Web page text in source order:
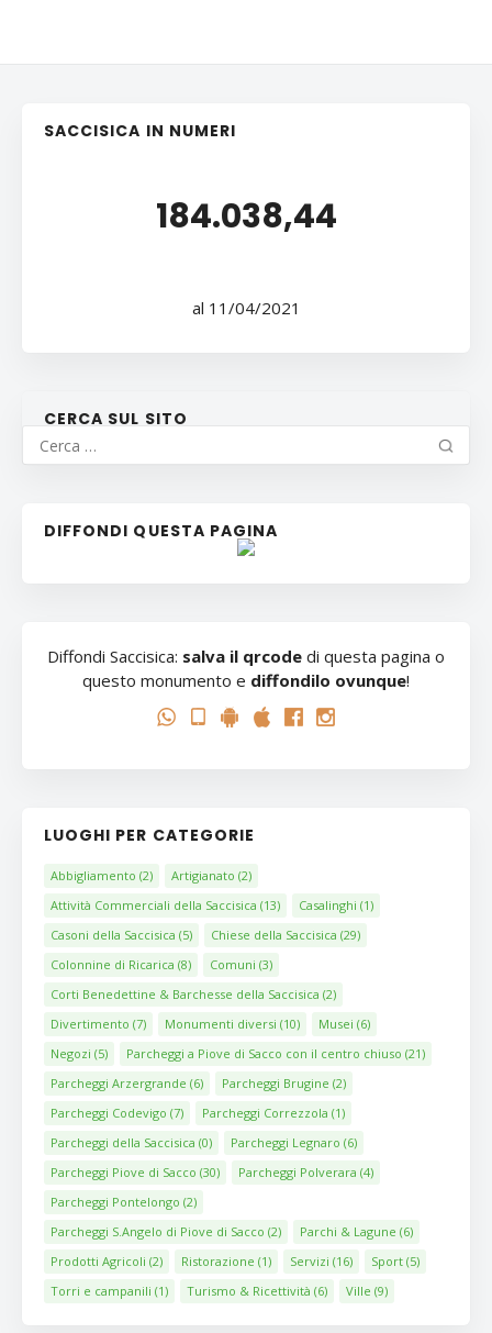
SACCISICA IN NUMERI
184.038,44
al 11/04/2021
CERCA SUL SITO
DIFFONDI QUESTA PAGINA
Diffondi Saccisica: salva il qrcode di questa pagina o
questo monumento e diffondilo ovunque!
LUOGHI PER CATEGORIE
Abbigliamento (2) Artigianato (2)
Attività Commerciali della Saccisica (13) Casalinghi (1)
Casoni della Saccisica (5) Chiese della Saccisica (29)
Colonnine di Ricarica (8) Comuni (3)
Corti Benedettine & Barchesse della Saccisica (2)
Divertimento (7) Monumenti diversi (10) Musei (6)
Negozi (5) Parcheggi a Piove di Sacco con il centro chiuso (21)
Parcheggi Arzergrande (6) Parcheggi Brugine (2)
Parcheggi Codevigo (7) Parcheggi Correzzola (1)
Parcheggi della Saccisica (0) Parcheggi Legnaro (6)
Parcheggi Piove di Sacco (30) Parcheggi Polverara (4)
Parcheggi Pontelongo (2)
Parcheggi S.Angelo di Piove di Sacco (2) Parchi & Lagune (6)
Prodotti Agricoli (2) Ristorazione (1) Servizi (16) Sport (5)
Torri e campanili (1) Turismo & Ricettività (6) Ville (9)